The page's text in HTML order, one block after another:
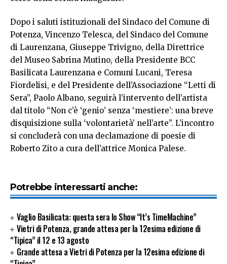
Dopo i saluti istituzionali del Sindaco del Comune di
Potenza, Vincenzo Telesca, del Sindaco del Comune
di Laurenzana, Giuseppe Trivigno, della Direttrice
del Museo Sabrina Mutino, della Presidente BCC
Basilicata Laurenzana e Comuni Lucani, Teresa
Fiordelisi, e del Presidente dell’Associazione “Letti di
Sera”, Paolo Albano, seguirà l’intervento dell’artista
dal titolo “Non c’è ‘genio’ senza ‘mestiere’: una breve
disquisizione sulla ‘volontarietà’ nell’arte”. L’incontro
si concluderà con una declamazione di poesie di
Roberto Zito a cura dell’attrice Monica Palese.
Potrebbe interessarti anche:
Vaglio Basilicata: questa sera lo Show “It’s TimeMachine”
Vietri di Potenza, grande attesa per la 12esima edizione di
“Tipica” il 12 e 13 agosto
Grande attesa a Vietri di Potenza per la 12esima edizione di